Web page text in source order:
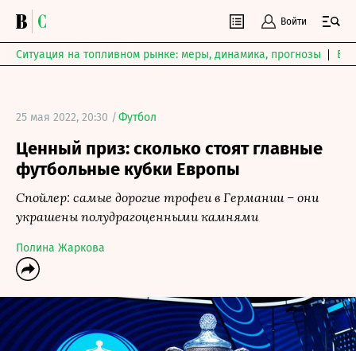
Войти
Ситуация на топливном рынке: меры, динамика, прогнозы
25 мая 2022, 20:30 /Футбол
Ценный приз: сколько стоят главные
футбольные кубки Европы
Спойлер: самые дорогие трофеи в Германии – они
украшены полудрагоценными камнями
Полина Жаркова